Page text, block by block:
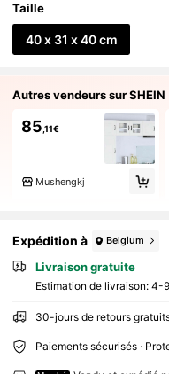
Taille
40 x 31 x 40 cm
Autres vendeurs sur SHEIN
85 ,11€
Mushengkj
Expédition à Belgium
Livraison gratuite
Estimation de livraison: 4-
30-jours de retours
Paiements sécurisés ·